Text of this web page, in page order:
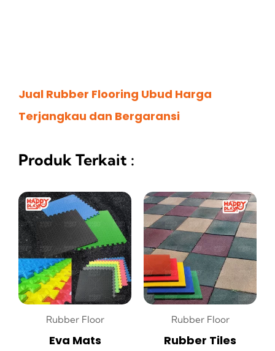
Jual Rubber Flooring Ubud Harga
Terjangkau dan Bergaransi
Produk Terkait :
Rubber Floor
Eva Mats
Rubber Floor
Rubber Tiles